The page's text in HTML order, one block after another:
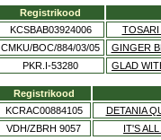
Registrikood
KCSBAB03924006
CMKU/BOC/884/03/05
GINGER
PKR.I-53280
GLAD
Registrikood
KCRAC00884105
DETANIA
VDH/ZBRH 9057
IT'S